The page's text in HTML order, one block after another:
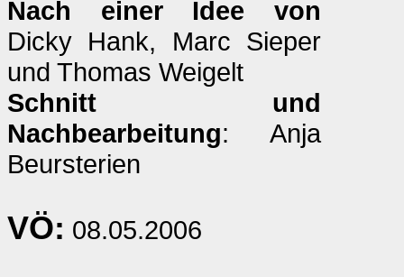
Nach einer Idee von
Dicky Hank, Marc Sieper
und Thomas Weigelt
Schnitt und
Nachbearbeitung: Anja
Beursterien
VÖ: 08.05.2006